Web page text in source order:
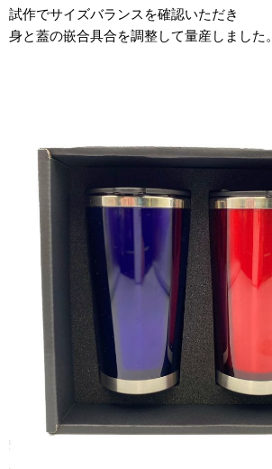
試作でサイズバランスを確認いただき
身と蓋の嵌合具合を調整して量産しました。